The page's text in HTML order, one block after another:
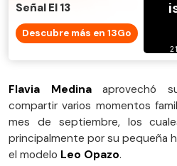
Señal El 13
Descubre más en 13Go
Flavia Medinaaprovechó
compartir varios momentos
mes de septiembre, los
principalmente por su pequeña
el modelo Leo Opazo.